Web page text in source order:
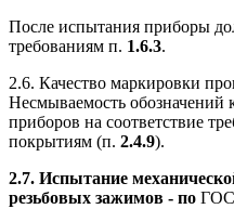
После испытания приборы
требованиям п. 1.6.3.
2.6. Качество маркировки
Несмываемость обозначений
приборов на соответствие
покрытиям (п. 2.4.9).
2.7. Испытание
резьбовых зажимов - по